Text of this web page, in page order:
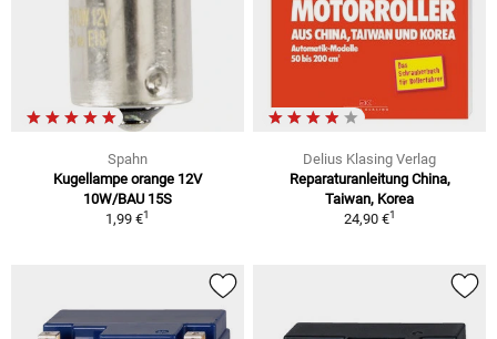
Spahn
Kugellampe orange 12V
10W/BAU 15S
1,99 €1
Delius Klasing Verlag
Reparaturanleitung China,
Taiwan, Korea
24,90 €1